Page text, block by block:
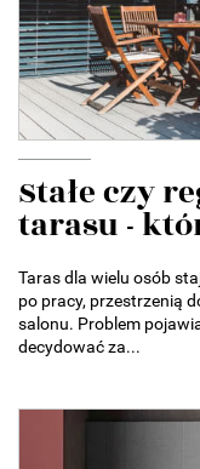
Stałe czy
tarasu -
Taras dla wielu osób
po pracy, przestrzenią
salonu. Problem
decydować za...